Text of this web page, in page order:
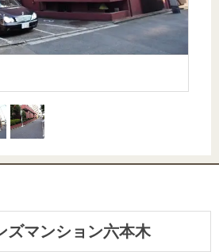
住宅ロー
ンシミュ
ン
住まい1プ
ラス（お
ラム）
購入ガイ
ラム）
売却ガイ
ズマンション六本木